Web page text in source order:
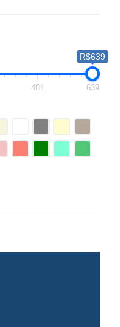
R$639
481 639